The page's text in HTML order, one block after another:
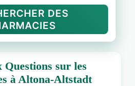
DES
Questions sur les
à Altona-Altstadt